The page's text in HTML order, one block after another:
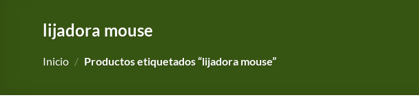
lijadora mouse
Inicio / Productos etiquetados “lijadora mouse”